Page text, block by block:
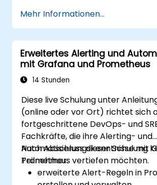
Visualisierung der Cluster-
-Leistung zu erstellen.
Alarmstrategien für die
von Problemen zu
Bewährte Praktiken für das
Überwachungslösungen in
Mehr Informationen...
Erweitertes Alerting und
mit Grafana und Prometheus
14 Stunden
Diese live Schulung unter
(online oder vor Ort) richtet sich
fortgeschrittene DevOps- und
Fachkräfte, die ihre Alerting- und
Automatisierungskenntnisse mit
Prometheus vertiefen möchten.
Nach Abschluss dieser Schulung
Teilnehmer:
erweiterte Alert-Regeln in